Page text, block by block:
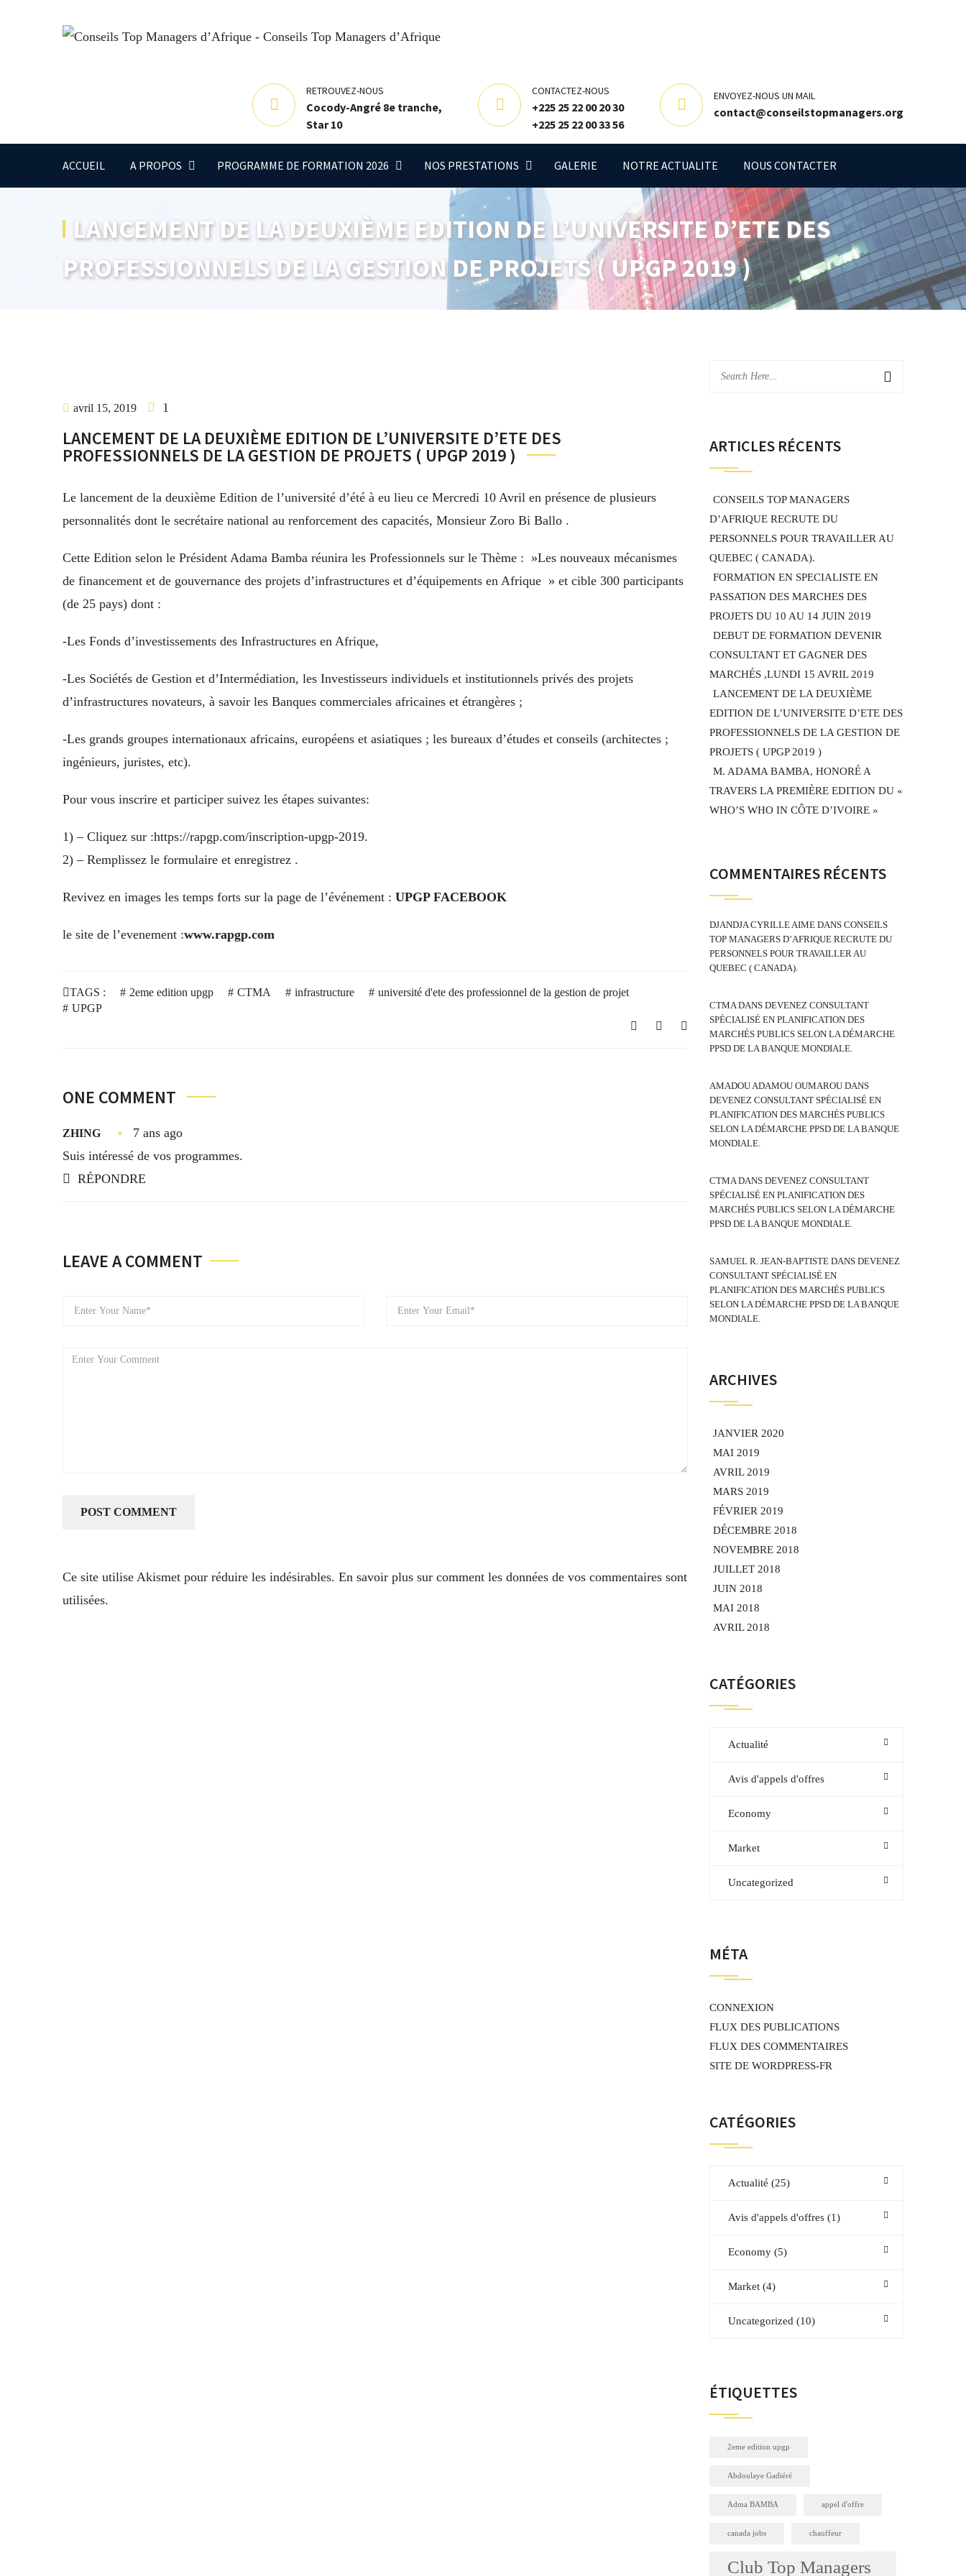
RETROUVEZ-NOUS
Cocody-Angré 8e tranche,
Star 10
CONTACTEZ-NOUS
+225 25 22 00 20 30
+225 25 22 00 33 56
ENVOYEZ-NOUS UN MAIL
contact@conseilstopmanagers.org
ACCUEIL A PROPOS PROGRAMME DE FORMATION 2026 NOS PRESTATIONS GALERIE NOTRE ACTUALITE NOUS CONTACTER
LANCEMENT DE LA DEUXIÈME EDITION DE L’UNIVERSITE D’ETE DES
PROFESSIONNELS DE LA GESTION DE PROJETS ( UPGP 2019 )
avril 15, 2019 1
LANCEMENT DE LA DEUXIÈME EDITION DE L’UNIVERSITE D’ETE DES
PROFESSIONNELS DE LA GESTION DE PROJETS ( UPGP 2019 )
Le lancement de la deuxième Edition de l’université d’été à eu lieu ce Mercredi 10 Avril en présence de plusieurs
personnalités dont le secrétaire national au renforcement des capacités, Monsieur Zoro Bi Ballo .
Cette Edition selon le Président Adama Bamba réunira les Professionnels sur le Thème : »Les nouveaux mécanismes
de financement et de gouvernance des projets d’infrastructures et d’équipements en Afrique » et cible 300 participants
(de 25 pays) dont :
-Les Fonds d’investissements des Infrastructures en Afrique,
-Les Sociétés de Gestion et d’Intermédiation, les Investisseurs individuels et institutionnels privés des projets
d’infrastructures novateurs, à savoir les Banques commerciales africaines et étrangères ;
-Les grands groupes internationaux africains, européens et asiatiques ; les bureaux d’études et conseils (architectes ;
ingénieurs, juristes, etc).
Pour vous inscrire et participer suivez les étapes suivantes:
1) – Cliquez sur :https://rapgp.com/inscription-upgp-2019.
2) – Remplissez le formulaire et enregistrez .
Revivez en images les temps forts sur la page de l’événement : UPGP FACEBOOK
le site de l’evenement :www.rapgp.com
TAGS : 2eme edition upgp CTMA infrastructure
université d'ete des professionnel de la gestion de projet
UPGP
ONE COMMENT
ZHING
7 ans ago
Suis intéressé de vos programmes.
RÉPONDRE
LEAVE A COMMENT
Ce site utilise Akismet pour réduire les indésirables. En savoir plus sur comment les données de vos commentaires sont
utilisées.
ARTICLES RÉCENTS
CONSEILS TOP MANAGERS
D’AFRIQUE RECRUTE DU
PERSONNELS POUR TRAVAILLER AU
QUEBEC ( CANADA).
FORMATION EN SPECIALISTE EN
PASSATION DES MARCHES DES
PROJETS DU 10 AU 14 JUIN 2019
DEBUT DE FORMATION DEVENIR
CONSULTANT ET GAGNER DES
MARCHÉS ,LUNDI 15 AVRIL 2019
LANCEMENT DE LA DEUXIÈME
EDITION DE L’UNIVERSITE D’ETE DES
PROFESSIONNELS DE LA GESTION DE
PROJETS ( UPGP 2019 )
M. ADAMA BAMBA, HONORÉ A
TRAVERS LA PREMIÈRE EDITION DU «
WHO’S WHO IN CÔTE D’IVOIRE »
COMMENTAIRES RÉCENTS
DJANDJA CYRILLE AIME DANS CONSEILS
TOP MANAGERS D’AFRIQUE RECRUTE DU
PERSONNELS POUR TRAVAILLER AU
QUEBEC ( CANADA).
CTMADANS DEVENEZ CONSULTANT
SPÉCIALISÉ EN PLANIFICATION DES
MARCHÉS PUBLICS SELON LA DÉMARCHE
PPSD DE LA BANQUE MONDIALE.
AMADOU ADAMOU OUMAROU DANS
DEVENEZ CONSULTANT SPÉCIALISÉ EN
PLANIFICATION DES MARCHÉS PUBLICS
SELON LA DÉMARCHE PPSD DE LA BANQUE
MONDIALE.
CTMADANS DEVENEZ CONSULTANT
SPÉCIALISÉ EN PLANIFICATION DES
MARCHÉS PUBLICS SELON LA DÉMARCHE
PPSD DE LA BANQUE MONDIALE.
SAMUEL R. JEAN-BAPTISTE DANS DEVENEZ
CONSULTANT SPÉCIALISÉ EN
PLANIFICATION DES MARCHÉS PUBLICS
SELON LA DÉMARCHE PPSD DE LA BANQUE
MONDIALE.
ARCHIVES
JANVIER 2020
MAI 2019
AVRIL 2019
MARS 2019
FÉVRIER 2019
DÉCEMBRE 2018
NOVEMBRE 2018
JUILLET 2018
JUIN 2018
MAI 2018
AVRIL 2018
CATÉGORIES
Actualité
Avis d'appels d'offres
Economy
Market
Uncategorized
MÉTA
CONNEXION
FLUX DES PUBLICATIONS
FLUX DES COMMENTAIRES
SITE DE WORDPRESS-FR
CATÉGORIES
Actualité (25)
Avis d'appels d'offres (1)
Economy (5)
Market (4)
Uncategorized (10)
ÉTIQUETTES
2eme edition upgp
Abdoulaye Gadiéré
Adma BAMBA appel d'offre
canada jobs chauffeur
Club Top Managers